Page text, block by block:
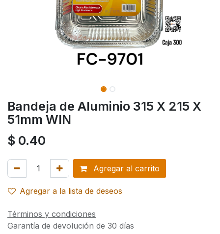
Bandeja de Aluminio 315 X 215 X
51mm WIN
$ 0.40
Agregar al carrito
Agregar a la lista de deseos
Términos y condiciones
Garantía de devolución de 30 días